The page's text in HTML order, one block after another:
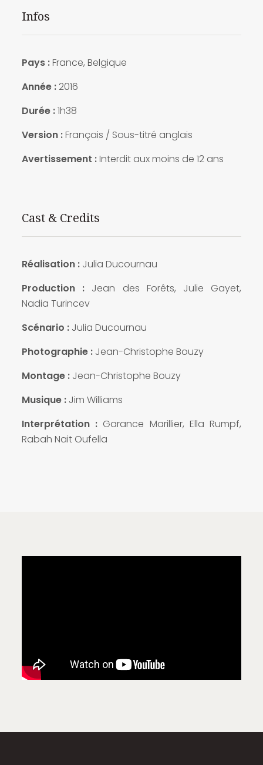
Infos
Pays :France, Belgique
Année :2016
Durée :1h38
Version :Français / Sous-titré anglais
Avertissement :Interdit aux moins de 12 ans
Cast & Credits
Réalisation : Julia Ducournau
Production : Jean des Forêts, Julie Gayet,
Nadia Turincev
Scénario : Julia Ducournau
Photographie : Jean-Christophe Bouzy
Montage : Jean-Christophe Bouzy
Musique :Jim Williams
Interprétation : Garance Marillier, Ella Rumpf,
Rabah Nait Oufella